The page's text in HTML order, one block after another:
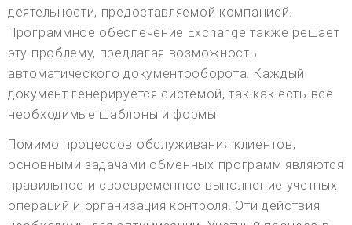
деятельности, предоставляемой компанией.
Программное обеспечение Exchange также решает
эту проблему, предлагая возможность
автоматического документооборота. Каждый
документ генерируется системой, так как есть все
необходимые шаблоны и формы.
Помимо процессов обслуживания клиентов,
основными задачами обменных программ являются
правильное и своевременное выполнение учетных
операций и организация контроля. Эти действия